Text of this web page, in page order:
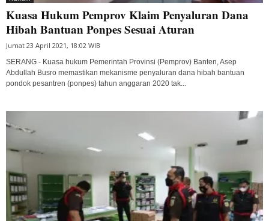
Kuasa Hukum Pemprov Klaim Penyaluran Dana
Hibah Bantuan Ponpes Sesuai Aturan
Jumat 23 April 2021, 18:02 WIB
SERANG - Kuasa hukum Pemerintah Provinsi (Pemprov) Banten, Asep
Abdullah Busro memastikan mekanisme penyaluran dana hibah bantuan
pondok pesantren (ponpes) tahun anggaran 2020 tak...